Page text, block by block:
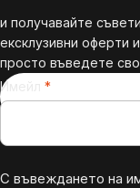
и получавайте
ексклузивни оферти
просто въведете
Имейл
С въвеждането на